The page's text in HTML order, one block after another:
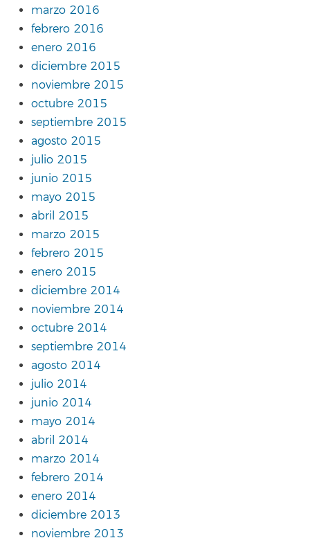
marzo 2016
febrero 2016
enero 2016
diciembre 2015
noviembre 2015
octubre 2015
septiembre 2015
agosto 2015
julio 2015
junio 2015
mayo 2015
abril 2015
marzo 2015
febrero 2015
enero 2015
diciembre 2014
noviembre 2014
octubre 2014
septiembre 2014
agosto 2014
julio 2014
junio 2014
mayo 2014
abril 2014
marzo 2014
febrero 2014
enero 2014
diciembre 2013
noviembre 2013